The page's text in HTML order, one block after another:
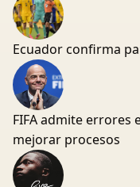
Ecuador confirma
FIFA admite errores
mejorar procesos